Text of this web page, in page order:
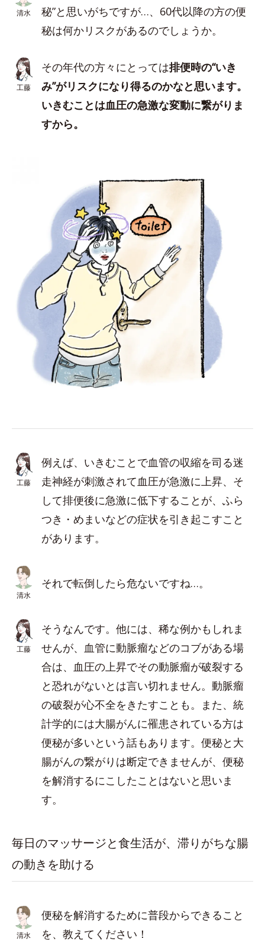
清水
秘”と思いがちですが…、60代以降の方の便
秘は何かリスクがあるのでしょうか。
工藤
その年代の方々にとっては排便時の“いき
み”がリスクになり得るのかなと思います。
いきむことは血圧の急激な変動に繋がりま
すから。
工藤
例えば、いきむことで血管の収縮を司る迷
走神経が刺激されて血圧が急激に上昇、そ
して排便後に急激に低下することが、ふら
つき・めまいなどの症状を引き起こすこと
があります。
清水
それで転倒したら危ないですね…。
工藤
そうなんです。他には、稀な例かもしれま
せんが、血管に動脈瘤などのコブがある場
合は、血圧の上昇でその動脈瘤が破裂する
と恐れがないとは言い切れません。動脈瘤
の破裂が心不全をきたすことも。また、統
計学的には大腸がんに罹患されている方は
便秘が多いという話もあります。便秘と大
腸がんの繋がりは断定できませんが、便秘
を解消するにこしたことはないと思いま
す。
毎日のマッサージと食生活が、滞りがちな腸
の動きを助ける
清水
便秘を解消するために普段からできること
を、教えてください！